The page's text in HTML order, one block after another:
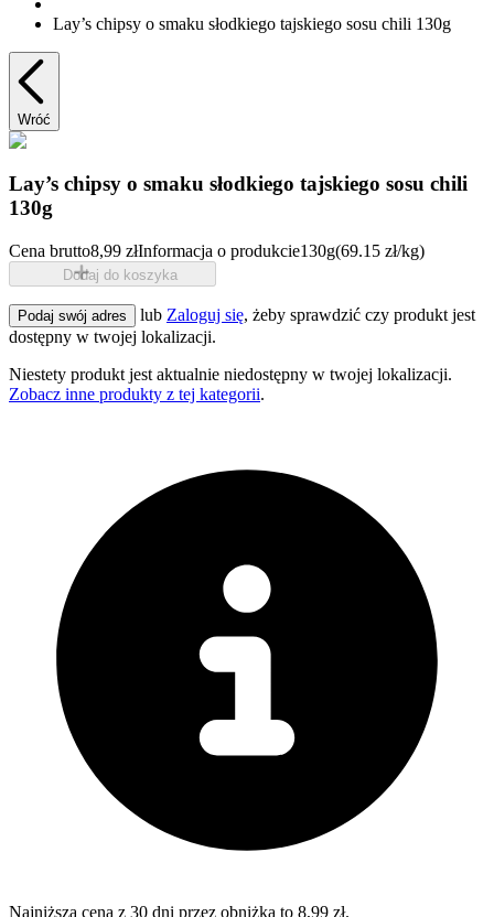
Lay’s chipsy o smaku słodkiego tajskiego sosu chili 130g
Wróć
Lay’s chipsy o smaku słodkiego tajskiego sosu chili
130g
Cena brutto8,99 złInformacja o produkcie130g(69.15 zł/kg)
Dodaj do koszyka
Podaj swój adres lub Zaloguj się, żeby sprawdzić czy produkt jest
dostępny w twojej lokalizacji.
Niestety produkt jest aktualnie niedostępny w twojej lokalizacji.
Zobacz inne produkty z tej kategorii.
Najniższa cena z 30 dni przez obniżką to 8,99 zł.